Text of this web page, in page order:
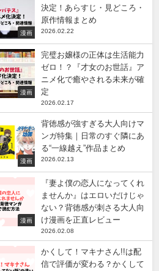
漫画
決定！あらすじ・見どころ・
原作情報まとめ
2026.02.22
漫画
完璧お嬢様の正体は生活能力
ゼロ！？『才女のお世話』ア
ニメ化で癒やされる未来が確
定
2026.02.17
漫画
背徳感が強すぎる大人向けマ
ンガ特集｜日常のすぐ隣にあ
る“一線越え”作品まとめ
2026.02.13
漫画
『妻よ僕の恋人になってくれ
ませんか』はエロいだけじゃ
ない？背徳感が刺さる大人向
け漫画を正直レビュー
2026.02.08
かくして！マキナさん!!は配
信で評価が変わる？かくして